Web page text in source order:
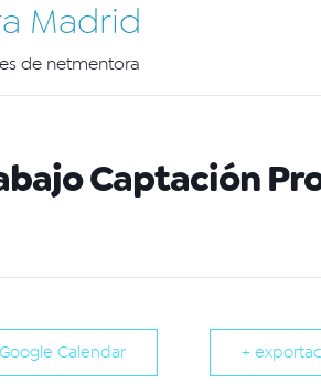
Madrid
de netmentora
Captación
Calendar +